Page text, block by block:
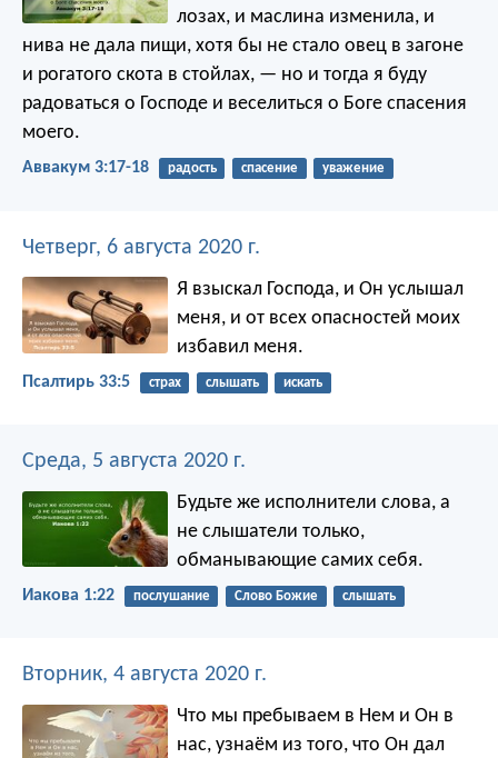
лозах, и маслина изменила, и
нива не дала пищи, хотя бы не стало овец в загоне
и рогатого скота в стойлах, — но и тогда я буду
радоваться о Господе и веселиться о Боге спасения
моего.
Аввакум 3:17-18 радость спасение уважение
Четверг, 6 августа 2020 г.
Я взыскал Господа, и Он услышал
меня, и от всех опасностей моих
избавил меня.
Псалтирь 33:5 страх слышать искать
Среда, 5 августа 2020 г.
Будьте же исполнители слова, а
не слышатели только,
обманывающие самих себя.
Иакова 1:22 послушание Слово Божие слышать
Вторник, 4 августа 2020 г.
Что мы пребываем в Нем и Он в
нас, узнаём из того, что Он дал